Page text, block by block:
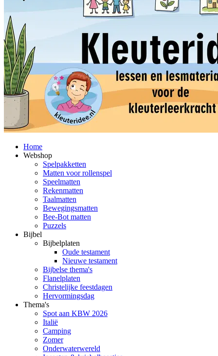
Home
Webshop
Spelpakketten
Matten voor rollenspel
Speelmatten
Rekenmatten
Taalmatten
Bewegingsmatten
Bee-Bot matten
Puzzels
Bijbel
Bijbelplaten
Oude testament
Nieuwe testament
Bijbelse thema's
Flanelplaten
Christelijke feestdagen
Hervormingsdag
Thema's
Spot aan KBW 2026
Italië
Camping
Zomer
Onderwaterwereld